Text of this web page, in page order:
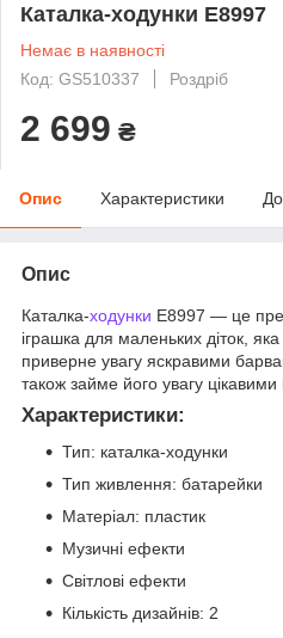
Каталка-ходунки E8997
Немає в наявності
Код: GS510337
Роздріб
2 699 ₴
Опис Характеристики
Опис
Каталка-ходунки E8997 — це
іграшка для маленьких діток,
приверне увагу яскравими
також займе його увагу цікавими
Характеристики:
Тип: каталка-ходунки
Тип живлення: батарейки
Матеріал: пластик
Музичні ефекти
Світлові ефекти
Кількість дизайнів: 2